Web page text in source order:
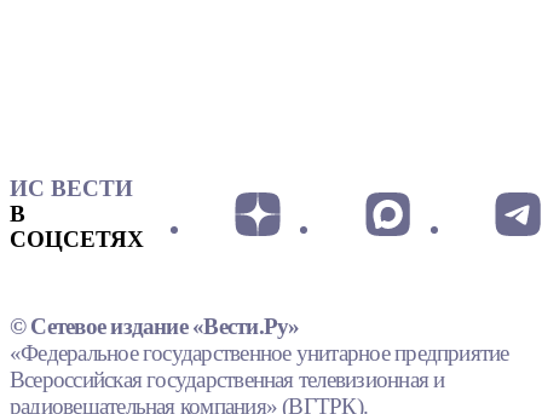
ИС ВЕСТИ
В
СОЦСЕТЯХ
© Сетевое издание «Вести.Ру»
«Федеральное государственное унитарное предприятие
Всероссийская государственная телевизионная и
радиовещательная компания» (ВГТРК).